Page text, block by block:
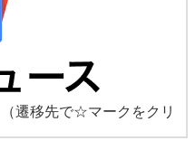
（遷移先で☆マークをクリ